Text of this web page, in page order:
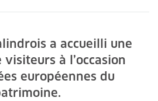
a accueilli une
à l’occasion
européennes du